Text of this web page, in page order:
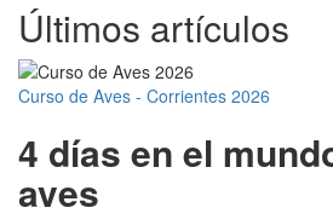
Últimos artículos
Curso de Aves - Corrientes 2026
4 días en el
aves